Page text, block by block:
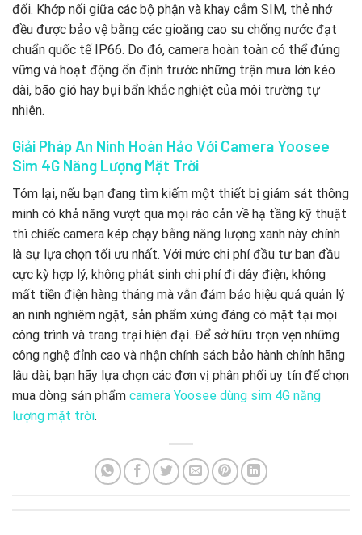
đối. Khớp nối giữa các bộ phận và khay cắm SIM, thẻ nhớ
đều được bảo vệ bằng các gioăng cao su chống nước đạt
chuẩn quốc tế IP66. Do đó, camera hoàn toàn có thể đứng
vững và hoạt động ổn định trước những trận mưa lớn kéo
dài, bão gió hay bụi bẩn khắc nghiệt của môi trường tự
nhiên.
Giải Pháp An Ninh Hoàn Hảo Với Camera Yoosee
Sim 4G Năng Lượng Mặt Trời
Tóm lại, nếu bạn đang tìm kiếm một thiết bị giám sát thông
minh có khả năng vượt qua mọi rào cản về hạ tầng kỹ thuật
thì chiếc camera kép chạy bằng năng lượng xanh này chính
là sự lựa chọn tối ưu nhất. Với mức chi phí đầu tư ban đầu
cực kỳ hợp lý, không phát sinh chi phí đi dây điện, không
mất tiền điện hàng tháng mà vẫn đảm bảo hiệu quả quản lý
an ninh nghiêm ngặt, sản phẩm xứng đáng có mặt tại mọi
công trình và trang trại hiện đại. Để sở hữu trọn vẹn những
công nghệ đỉnh cao và nhận chính sách bảo hành chính hãng
lâu dài, bạn hãy lựa chọn các đơn vị phân phối uy tín để chọn
mua dòng sản phẩm camera Yoosee dùng sim 4G năng
lượng mặt trời.